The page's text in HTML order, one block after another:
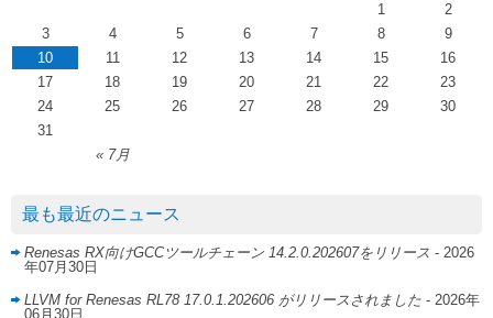
« 7月
1
2
3
4 5 6 7 8
9
10
11 12 13 14 15
16
17
18 19 20 21 22
23
24
25 26 27 28 29
30
31
最も最近のニュース
Renesas RX向けGCCツールチェーン 14.2.0.202607をリリース - 2026
年07月30日
LLVM for Renesas RL78 17.0.1.202606 がリリースされました - 2026年
06月30日